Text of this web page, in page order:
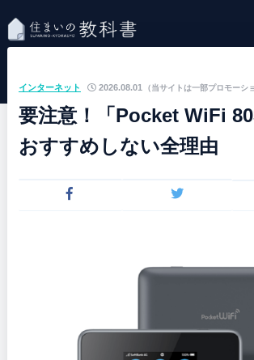
（当サイトは一部プロモーシ
インターネット 2026.08.01
要注意！「Pocket WiFi
おすすめしない全理由